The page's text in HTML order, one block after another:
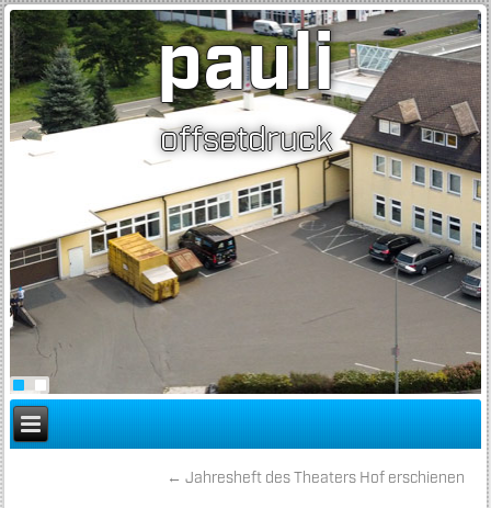
pauli
offsetdruck
← Jahresheft des Theaters Hof erschienen